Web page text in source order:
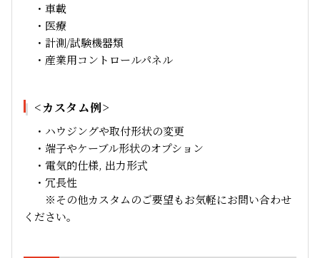
・車載
・医療
・計測/試験機器類
・産業用コントロールパネル
<カスタム例>
・ハウジングや取付形状の変更
・端子やケーブル形状のオプション
・電気的仕様, 出力形式
・冗長性
※その他カスタムのご要望もお気軽にお問い合わせ
ください。